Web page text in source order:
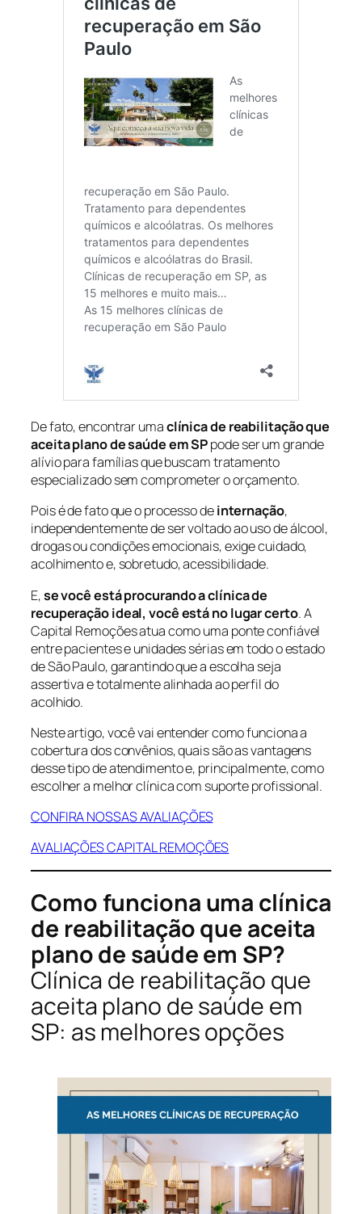
De fato, encontrar umaclínica de reabilitação que
aceita plano de saúde em SPpode ser um grande
alívio para famílias que buscam tratamento
especializado sem comprometer o orçamento.
Pois é de fato que o processo deinternação,
independentemente de ser voltado ao uso de álcool,
drogas ou condições emocionais, exige cuidado,
acolhimento e, sobretudo, acessibilidade.
E,se você está procurando a clínica de
recuperação ideal, você está no lugar certo. A
Capital Remoções atua como uma ponte confiável
entre pacientes e unidades sérias em todo o estado
de São Paulo, garantindo que a escolha seja
assertiva e totalmente alinhada ao perfil do
acolhido.
Neste artigo, você vai entender como funciona a
cobertura dos convênios, quais são as vantagens
desse tipo de atendimento e, principalmente, como
escolher a melhor clínica com suporte profissional.
CONFIRA NOSSAS AVALIAÇÕES
AVALIAÇÕES CAPITAL REMOÇÕES
Como funciona uma clínica
de reabilitação que aceita
plano de saúde em SP?
Clínica de reabilitação que
aceita plano de saúde em
SP: as melhores opções